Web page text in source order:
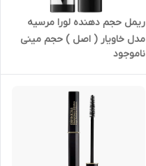
ریمل حجم دهنده لورا مرسیه
مدل خاویار ( اصل ) حجم مینی
۳ میل LAURA MERCIER
CAVIAR VOLUME
ناموجود